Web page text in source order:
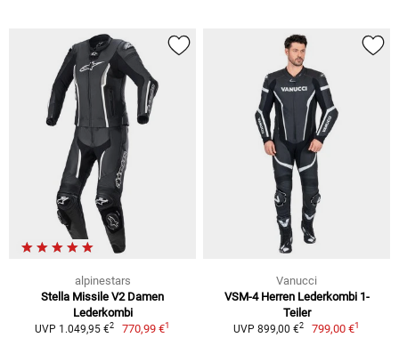
alpinestars
Stella Missile V2 Damen
Lederkombi
UVP 1.049,95 €2 770,99 €1
Vanucci
VSM-4 Herren Lederkombi 1-
Teiler
UVP 899,00 €2 799,00 €1